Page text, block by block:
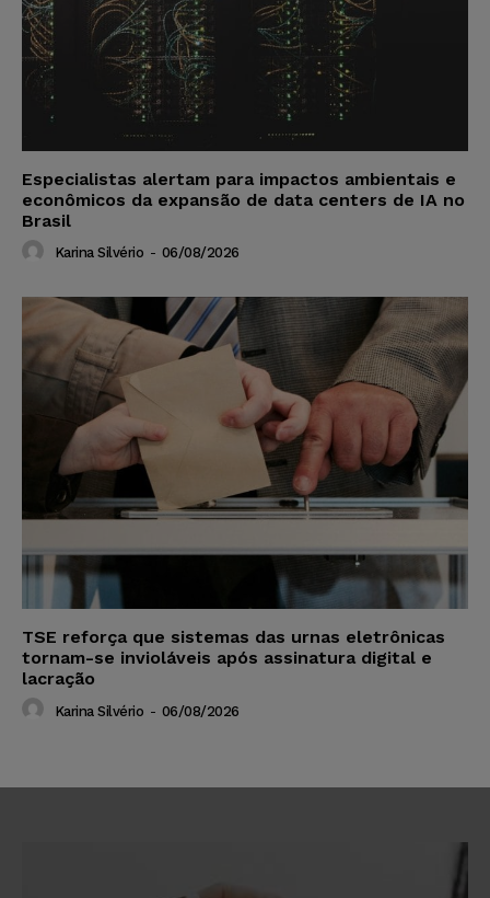
Especialistas alertam para impactos ambientais e
econômicos da expansão de data centers de IA no
Brasil
Karina Silvério - 06/08/2026
TSE reforça que sistemas das urnas eletrônicas
tornam-se invioláveis após assinatura digital e
lacração
Karina Silvério - 06/08/2026